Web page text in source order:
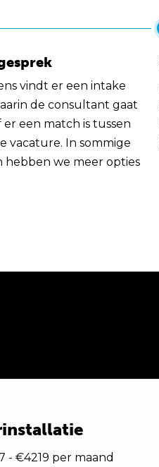
vindt er een intake
de consultant gaat
er een match is tussen
vacature. In sommige
hebben we meer opties
- €4219 per maand